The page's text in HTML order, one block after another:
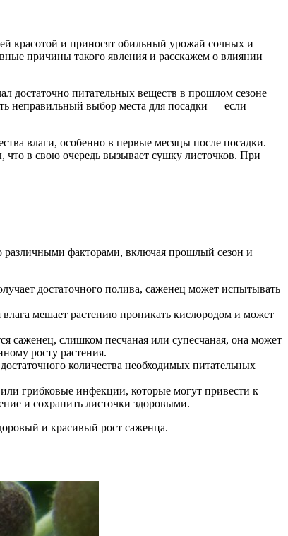
красотой и приносят обильный урожай сочных и
причины такого явления и расскажем о влиянии
достаточно питательных веществ в прошлом сезоне
неправильный выбор места для посадки — если
влаги, особенно в первые месяцы после посадки.
в свою очередь вызывает сушку листочков. При
различными факторами, включая прошлый сезон и
достаточного полива, саженец может испытывать
мешает растению проникать кислородом и может
саженец, слишком песчаная или супесчаная, она может
росту растения.
количества необходимых питательных
грибковые инфекции, которые могут привести к
и сохранить листочки здоровыми.
и красивый рост саженца.